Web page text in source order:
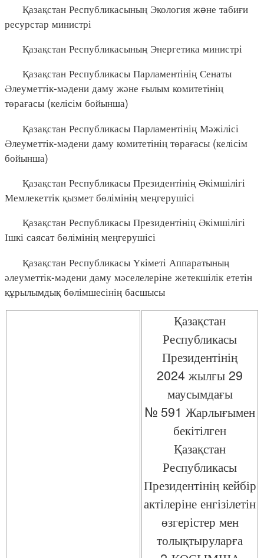
Қазақстан Республикасының Экология жəне табиғи
ресурстар министрі
Қазақстан Республикасының Энергетика министрі
Қазақстан Республикасы Парламентінің Сенаты
Әлеуметтік-мәдени даму және ғылым комитетінің
төрағасы (келісім бойынша)
Қазақстан Республикасы Парламентінің Мәжілісі
Әлеуметтік-мәдени даму комитетінің төрағасы (келісім
бойынша)
Қазақстан Республикасы Президентінің Әкімшілігі
Мемлекеттік қызмет бөлімінің меңгерушісі
Қазақстан Республикасы Президентінің Әкімшілігі
Ішкі саясат бөлімінің меңгерушісі
Қазақстан Республикасы Үкіметі Аппаратының
әлеуметтік-мәдени даму мәселелеріне жетекшілік ететін
құрылымдық бөлімшесінің басшысы
Қазақстан
Республикасы
Президентінің
2024 жылғы 29
маусымдағы
№ 591 Жарлығымен
бекітілген
Қазақстан
Республикасы
Президентінің кейбір
актілеріне енгізілетін
өзгерістер мен
толықтыруларға